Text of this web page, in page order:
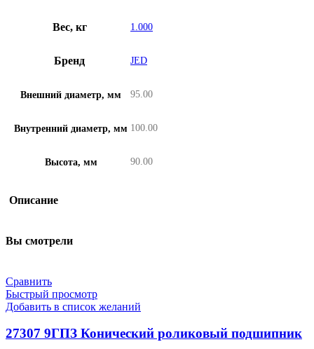
Вес, кг 1.000
Бренд JED
Внешний диаметр, мм 95.00
Внутренний диаметр, мм 100.00
Высота, мм 90.00
Описание
Вы смотрели
Сравнить
Быстрый просмотр
Добавить в список желаний
27307 9ГПЗ Конический роликовый подшипник